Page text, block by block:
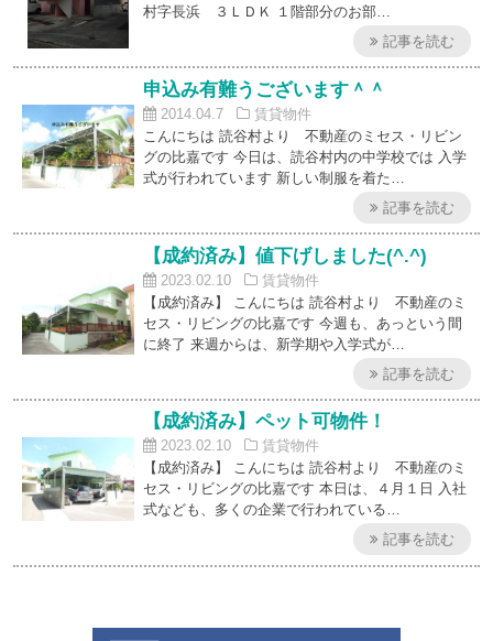
村字長浜 ３ＬＤＫ １階部分のお部…
記事を読む
申込み有難うございます＾＾
2014.04.7
賃貸物件
こんにちは 読谷村より 不動産のミセス・リビン
グの比嘉です 今日は、読谷村内の中学校では 入学
式が行われています 新しい制服を着た…
記事を読む
【成約済み】値下げしました(^.^)
2023.02.10
賃貸物件
【成約済み】 こんにちは 読谷村より 不動産のミ
セス・リビングの比嘉です 今週も、あっという間
に終了 来週からは、新学期や入学式が…
記事を読む
【成約済み】ペット可物件！
2023.02.10
賃貸物件
【成約済み】 こんにちは 読谷村より 不動産のミ
セス・リビングの比嘉です 本日は、４月１日 入社
式なども、多くの企業で行われている…
記事を読む